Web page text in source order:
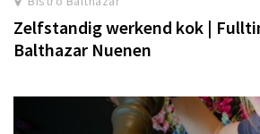
Zelfstandig werkend kok |
Balthazar Nuenen